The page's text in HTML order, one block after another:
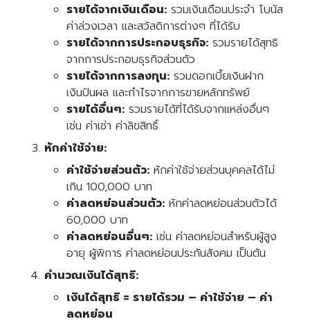
รายได้จากเงินเดือน: รวมเงินเดือนประจำ โบนัส
ค่าล่วงเวลา และสวัสดิการต่างๆ ที่ได้รับ
รายได้จากการประกอบธุรกิจ: รวมรายได้สุทธิ
จากการประกอบธุรกิจส่วนตัว
รายได้จากการลงทุน: รวมดอกเบี้ยเงินฝาก
เงินปันผล และกำไรจากการขายหลักทรัพย์
รายได้อื่นๆ: รวมรายได้ที่ได้รับจากแหล่งอื่นๆ
เช่น ค่าเช่า ค่าลิขสิทธิ์
หักค่าใช้จ่าย:
ค่าใช้จ่ายส่วนตัว: หักค่าใช้จ่ายส่วนบุคคลได้ไม่
เกิน 100,000 บาท
ค่าลดหย่อนส่วนตัว: หักค่าลดหย่อนส่วนตัวได้
60,000 บาท
ค่าลดหย่อนอื่นๆ: เช่น ค่าลดหย่อนสำหรับผู้สูง
อายุ ผู้พิการ ค่าลดหย่อนประกันสังคม เป็นต้น
คำนวณเงินได้สุทธิ:
เงินได้สุทธิ = รายได้รวม – ค่าใช้จ่าย – ค่า
ลดหย่อน